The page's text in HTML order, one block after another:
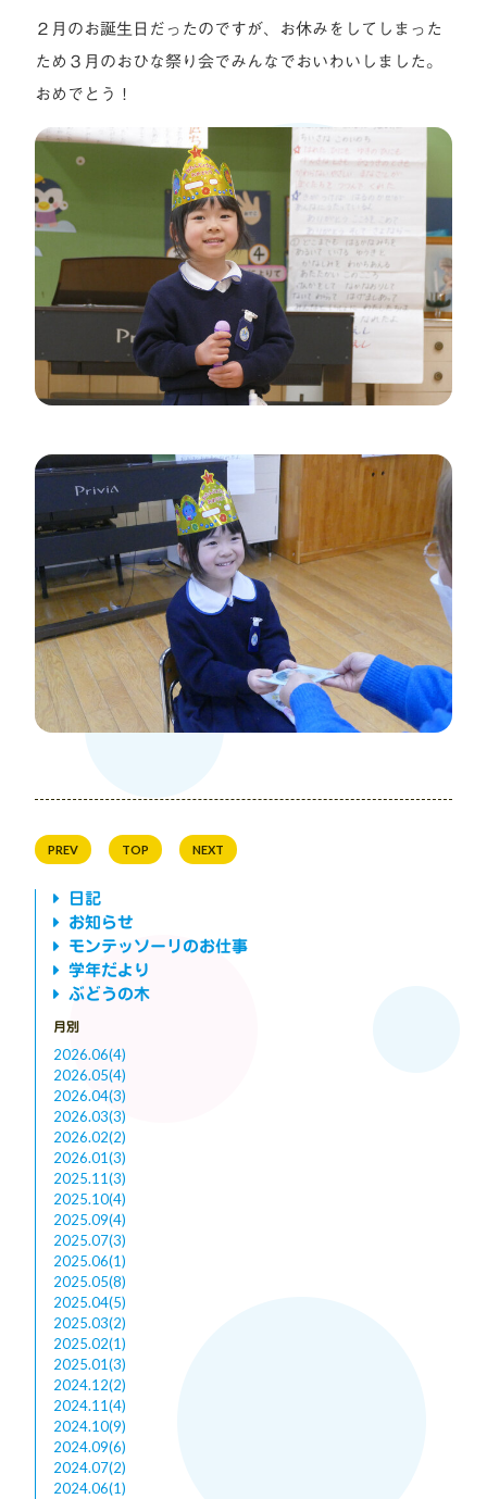
２月のお誕生日だったのですが、お休みをしてしまった
ため３月のおひな祭り会でみんなでおいわいしました。
おめでとう！
PREV TOP NEXT
日記
お知らせ
モンテッソーリのお仕事
学年だより
ぶどうの木
月別
2026.06(4)
2026.05(4)
2026.04(3)
2026.03(3)
2026.02(2)
2026.01(3)
2025.11(3)
2025.10(4)
2025.09(4)
2025.07(3)
2025.06(1)
2025.05(8)
2025.04(5)
2025.03(2)
2025.02(1)
2025.01(3)
2024.12(2)
2024.11(4)
2024.10(9)
2024.09(6)
2024.07(2)
2024.06(1)